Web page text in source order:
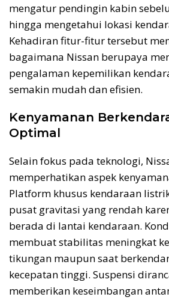
mengatur pendingin kabin
hingga mengetahui lokasi
Kehadiran fitur-fitur tersebut
bagaimana Nissan berupaya
pengalaman kepemilikan
semakin mudah dan efisien.
Kenyamanan
Optimal
Selain fokus pada teknologi,
memperhatikan aspek
Platform khusus kendaraan
pusat gravitasi yang rendah
berada di lantai kendaraan.
membuat stabilitas meningkat
tikungan maupun saat
kecepatan tinggi. Suspensi
memberikan keseimbangan